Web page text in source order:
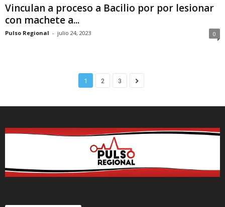
Vinculan a proceso a Bacilio por por lesionar
con machete a...
Pulso Regional - julio 24, 2023 0
1 2 3